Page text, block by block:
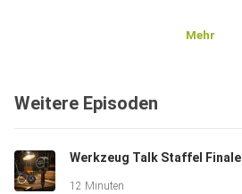
Mehr
Weitere Episoden
Werkzeug Talk Staffel Finale
12 Minuten